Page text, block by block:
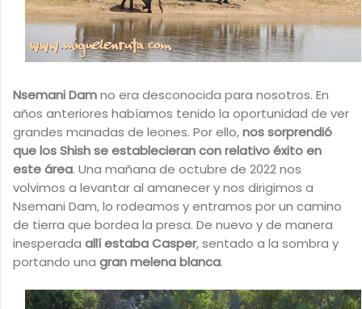
Nsemani Damno era desconocida para nosotros. En
años anteriores habíamos tenido la oportunidad de ver
grandes manadas de leones. Por ello,nos sorprendió
que los Shish se establecieran con relativo éxito en
este área. Una mañana de octubre de 2022 nos
volvimos a levantar al amanecer y nos dirigimos a
Nsemani Dam, lo rodeamos y entramos por un camino
de tierra que bordea la presa. De nuevo y de manera
inesperada allí estaba Casper, sentado a la sombra y
portando una gran melena blanca.